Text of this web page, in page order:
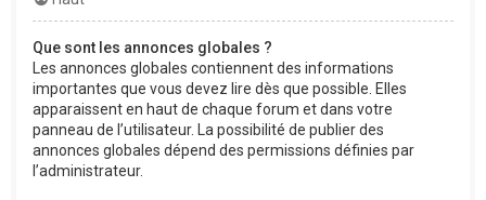
Que sont les annonces globales ?
Les annonces globales contiennent des informations
importantes que vous devez lire dès que possible. Elles
apparaissent en haut de chaque forum et dans votre
panneau de l’utilisateur. La possibilité de publier des
annonces globales dépend des permissions définies par
l’administrateur.